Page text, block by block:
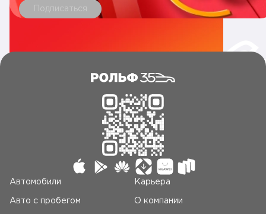
Подписаться
Автомобили
Авто c пробегом
Карьера
О компании